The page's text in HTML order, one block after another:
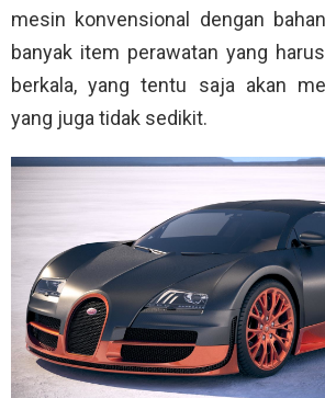
mesin konvensional dengan
banyak item perawatan yang
berkala, yang tentu saja akan
yang juga tidak sedikit.